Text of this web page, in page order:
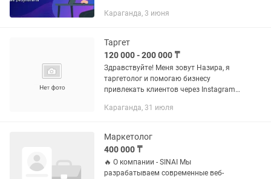
бизнес. Что вы получите, работая со
Караганда, 3 июня
Таргет
120 000 - 200 000 ₸
Здравствуйте! Меня зовут Назира, я
таргетолог и помогаю бизнесу
привлекать клиентов через Instagram
Настраиваю рекламу под вашу нишу,
Караганда, 31 июля
Маркетолог
400 000 ₸
🔥 О компании - SINAI Мы
разрабатываем современные веб-